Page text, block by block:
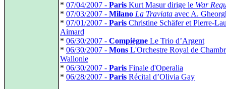
* 07/04/2007 - Paris Kurt Masur dirige le War
* 07/03/2007 - Milano La Traviata avec A.
* 07/01/2007 - Paris Christine Schäfer et Pierre-
Aimard
* 06/30/2007 - Compiègne Le Trio d’Argent
* 06/30/2007 - Mons L'Orchestre Royal de
Wallonie
* 06/30/2007 - Paris Finale d'Operalia
* 06/28/2007 - Paris Récital d’Olivia Gay